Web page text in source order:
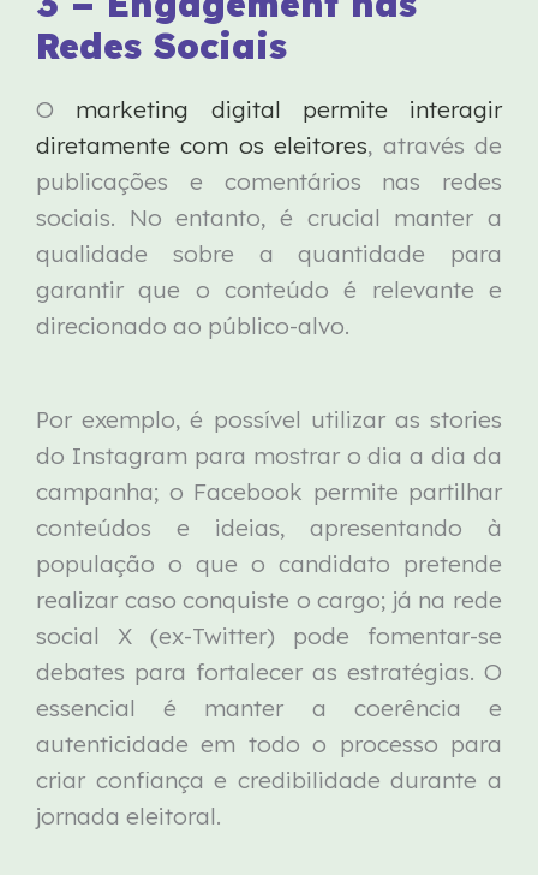
Redes Sociais
O marketing digital permite interagir
diretamente com os eleitores, através de
publicações e comentários nas redes
sociais. No entanto, é crucial manter a
qualidade sobre a quantidade para
garantir que o conteúdo é relevante e
direcionado ao público-alvo.
Por exemplo, é possível utilizar as stories
do Instagram para mostrar o dia a dia da
campanha; o Facebook permite partilhar
conteúdos e ideias, apresentando à
população o que o candidato pretende
realizar caso conquiste o cargo; já na rede
social X (ex-Twitter) pode fomentar-se
debates para fortalecer as estratégias. O
essencial é manter a coerência e
autenticidade em todo o processo para
criar confiança e credibilidade durante a
jornada eleitoral.